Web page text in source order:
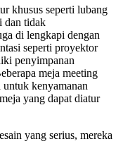
khusus seperti lubang
dan tidak
di lengkapi dengan
seperti proyektor
penyimpanan
meja meeting
kenyamanan
yang dapat diatur
yang serius, mereka